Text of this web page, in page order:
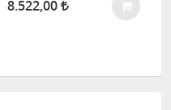
8.522,00